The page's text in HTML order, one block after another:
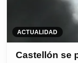
ACTUALIDAD
Castellón se